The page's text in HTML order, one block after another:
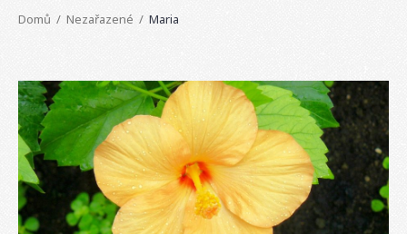
Domů Nezařazené Maria